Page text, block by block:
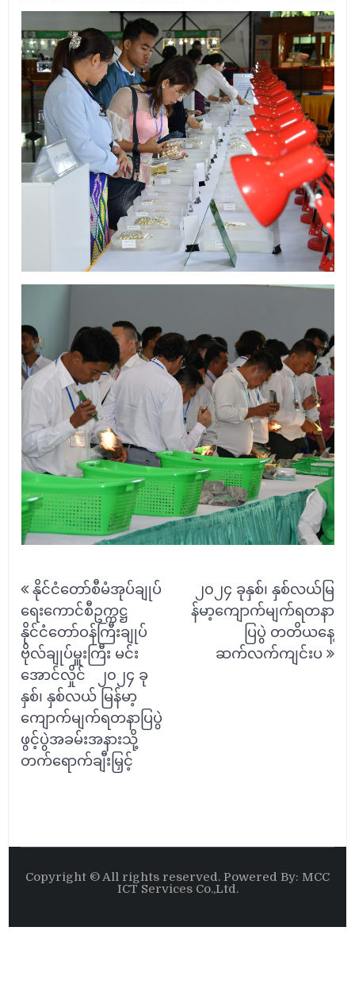
Post
navigation
နိုင်ငံတော်စီမံအုပ်ချုပ်
ရေးကောင်စီဥက္ကဋ္ဌ
နိုင်ငံတော်ဝန်ကြီးချုပ်
ဗိုလ်ချုပ်မှူးကြီး မင်း
အောင်လှိုင် ၂၀၂၄ ခု
နှစ်၊ နှစ်လယ် မြန်မာ့
ကျောက်မျက်ရတနာပြပွဲ
ဖွင့်ပွဲအခမ်းအနားသို့
တက်ရောက်ချီးမြှင့်
၂၀၂၄ ခုနှစ်၊ နှစ်လယ်မြ
န်မာ့ကျောက်မျက်ရတနာ
ပြပွဲ တတိယနေ့
ဆက်လက်ကျင်းပ
Copyright © All rights reserved. Powered By: MCC
ICT Services Co.,Ltd.